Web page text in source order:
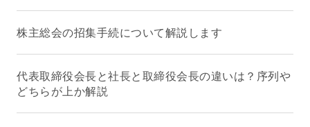
株主総会の招集手続について解説します
代表取締役会長と社長と取締役会長の違いは？序列や
どちらが上か解説